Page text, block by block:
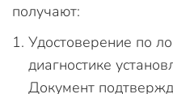
получают:
Удостоверение по
диагностике
Документ